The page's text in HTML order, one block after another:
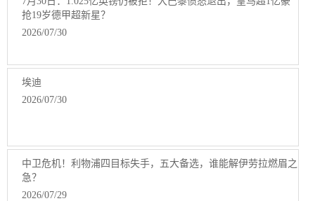
抢19岁德甲超新星？
2026/07/30
埃迪
2026/07/30
中卫危机！利物浦四目标失手，五大备选，谁能解伊劳拉燃眉之
急？
2026/07/29